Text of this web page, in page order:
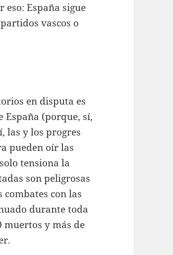
España sigue
vascos o
en disputa es
España (porque, sí,
las y los progres
pueden oír las
tensiona la
son peligrosas
con las
durante toda
muertos y más de